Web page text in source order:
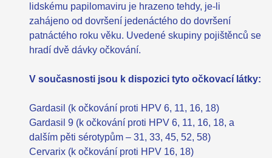
lidskému papilomaviru je hrazeno tehdy, je-li
zahájeno od dovršení jedenáctého do dovršení
patnáctého roku věku. Uvedené skupiny pojištěnců se
hradí dvě dávky očkování.
V současnosti jsou k dispozici tyto očkovací látky:
Gardasil (k očkování proti HPV 6, 11, 16, 18)
Gardasil 9 (k očkování proti HPV 6, 11, 16, 18, a
dalším pěti sérotypům – 31, 33, 45, 52, 58)
Cervarix (k očkování proti HPV 16, 18)